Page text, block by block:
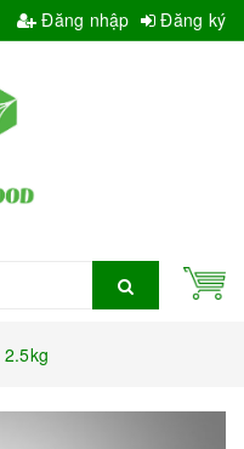
Đăng nhập Đăng ký